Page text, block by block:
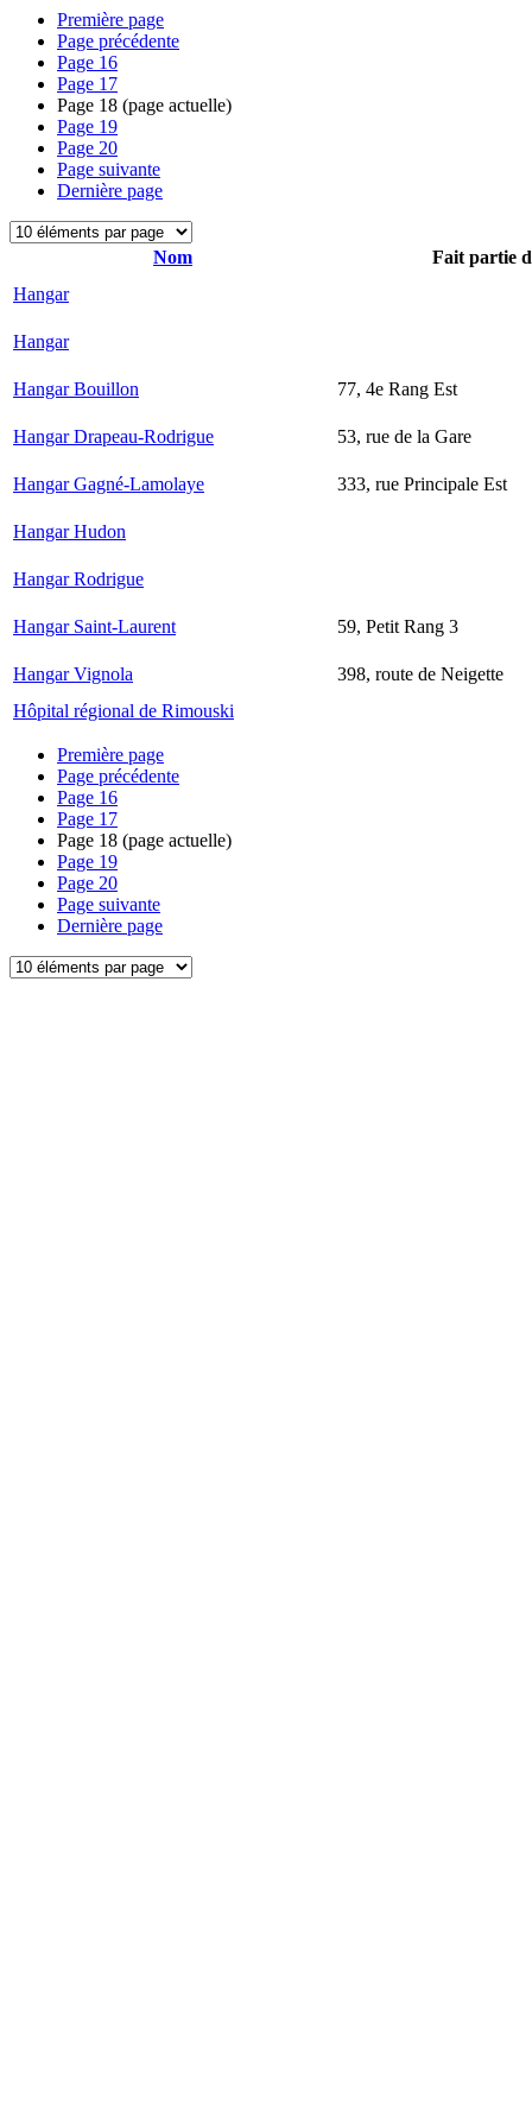
Première page
Page précédente
Page 16
Page 17
Page 18 (page actuelle)
Page 19
Page 20
Page suivante
Dernière page
Nom
Fait partie
Hangar
Hangar
Hangar Bouillon 77, 4e Rang Est
Hangar Drapeau-Rodrigue 53, rue de la Gare
Hangar Gagné-Lamolaye 333, rue Principale Est
Hangar Hudon
Hangar Rodrigue
Hangar Saint-Laurent 59, Petit Rang 3
Hangar Vignola
398, route de Neigette
Hôpital régional de Rimouski
Première page
Page précédente
Page 16
Page 17
Page 18 (page actuelle)
Page 19
Page 20
Page suivante
Dernière page